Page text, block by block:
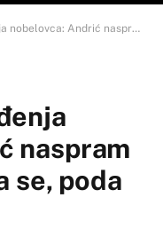
naspram filozofije “u se, na se, poda se”
naspram
se, poda